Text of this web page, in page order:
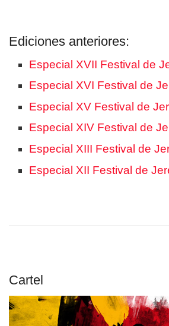
Ediciones anteriores:
Especial XVII Festival de
Especial XVI Festival de
Especial XV Festival de
Especial XIV Festival de
Especial XIII Festival de
Especial XII Festival de
Cartel